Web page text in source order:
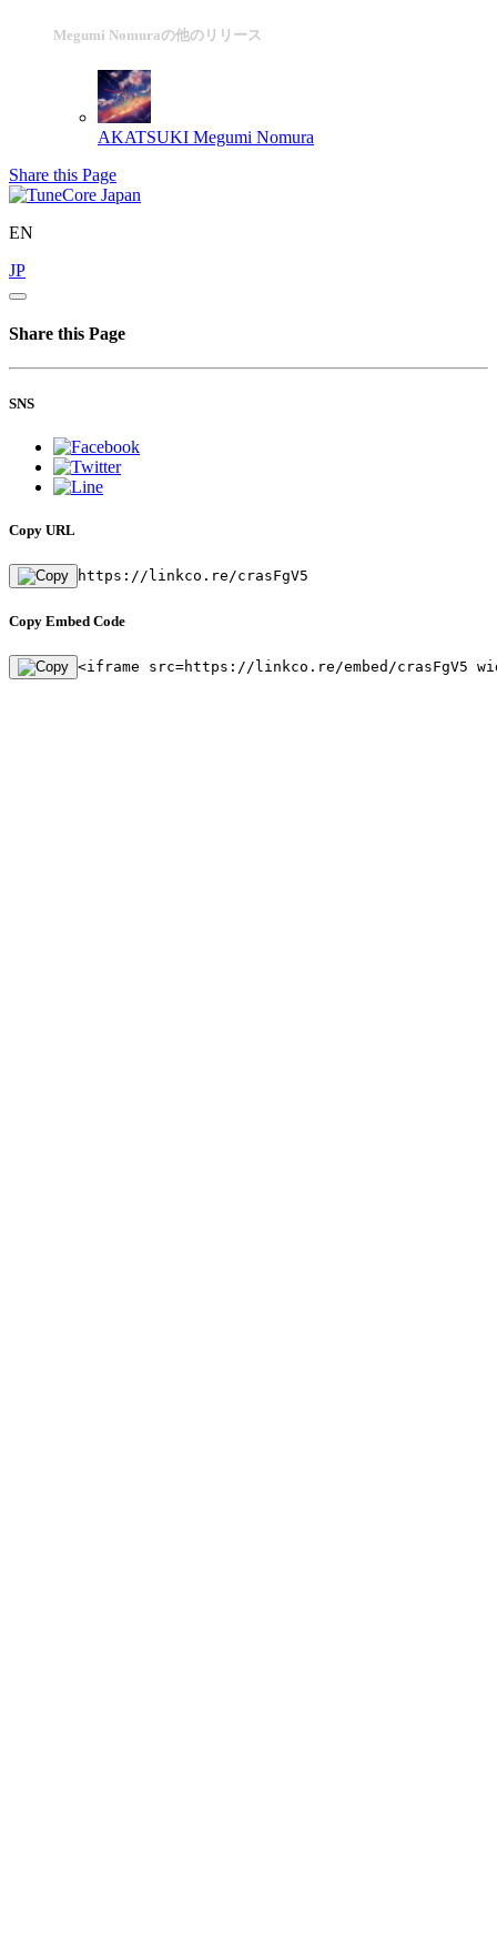
Megumi Nomuraの他のリリース
AKATSUKI Megumi Nomura
Share this Page
EN
JP
Share this Page
SNS
Copy URL
https://linkco.re/crasFgV5
Copy Embed Code
<iframe src=https://linkco.re/embed/crasFgV5